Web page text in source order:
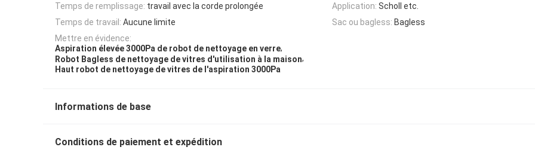
Temps de remplissage: travail avec la corde prolongée Application: Scholl etc.
Temps de travail: Aucune limite Sac ou bagless: Bagless
Mettre en évidence:
Aspiration élevée 3000Pa de robot de nettoyage en verre,
Robot Bagless de nettoyage de vitres d'utilisation à la maison,
Haut robot de nettoyage de vitres de l'aspiration 3000Pa
Informations de base
Conditions de paiement et expédition